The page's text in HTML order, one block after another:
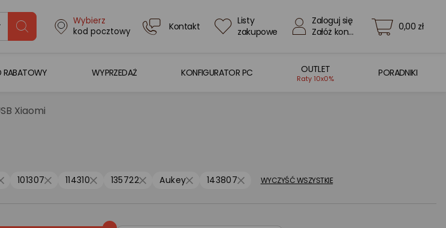
Wybierz
kod pocztowy
Kontakt
Listy
zakupowe
Zaloguj się
Załóż konto
0,00 zł
RABATOWY WYPRZEDAŻ KONFIGURATOR PC OUTLET
Raty 10x0%
PORADNIKI
Xiaomi
101307 114310 135722 Aukey 143807 WYCZYŚĆ WSZYSTKIE